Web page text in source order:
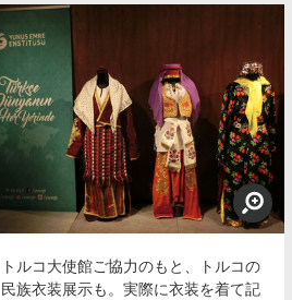
トルコ大使館ご協力のもと、トルコの
民族衣装展示も。実際に衣装を着て記